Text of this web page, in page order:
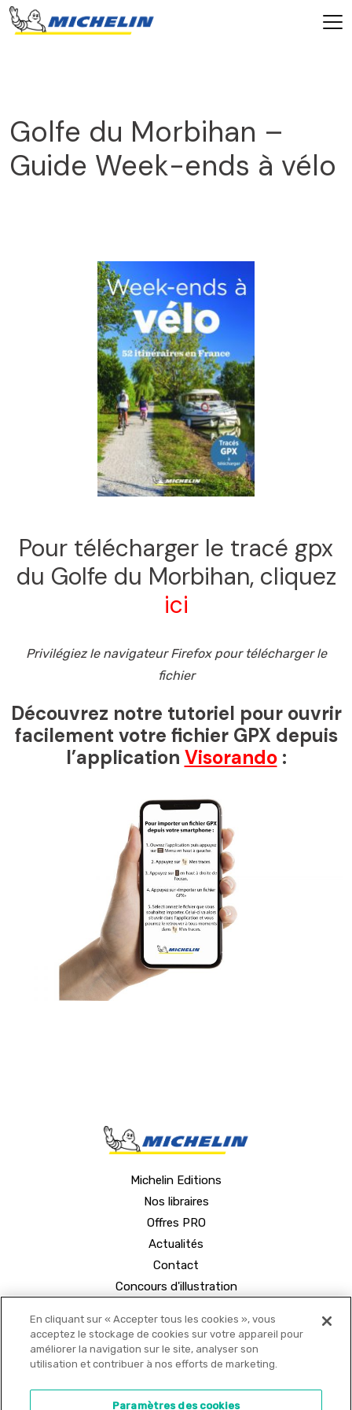
Golfe du Morbihan –
Guide Week-ends à vélo
Pour télécharger le tracé gpx
du Golfe du Morbihan, cliquez
ici
Privilégiez le navigateur Firefox pour télécharger le
fichier
Découvrez notre tutoriel pour ouvrir
facilement votre fichier GPX depuis
l’application Visorando:
Michelin Editions
Nos libraires
Offres PRO
Actualités
Contact
Concours d'illustration
En cliquant sur « Accepter tous les cookies », vous
acceptez le stockage de cookies sur votre appareil pour
améliorer la navigation sur le site, analyser son
utilisation et contribuer à nos efforts de marketing.
Paramètres des cookies